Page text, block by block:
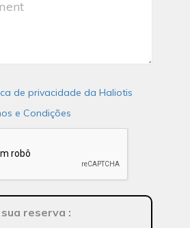
de privacidade da Haliotis
e Condições
reserva :